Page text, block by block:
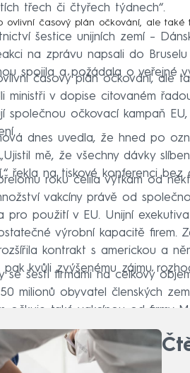
třech či čtyřech týdnech“.
ovlivní časový plán očkování, ale také
šestice unijních zemí –
na zprávu napsali do
spojila a požádala o veřejné
časový plán očkování, ale
ministři v dopise citovaném
společnou očkovací kampaň
dnes uvedla, že hned po
mě, že všechny dávky
řekla na tiskové konferenci bez
roku čelila výtkám od
vakcíny právě od
pro použití v EU. Unijní
výrobní kapacitě firem.
kontrakt s americkou a
pak kvůli zvýšenému zájmu
se šesti firmami na celkový
milionů obyvatel členských
očkuje také vakcínou od firmy